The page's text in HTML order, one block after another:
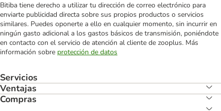
Bitiba tiene derecho a utilizar tu dirección de correo electrónico para
enviarte publicidad directa sobre sus propios productos o servicios
similares. Puedes oponerte a ello en cualquier momento, sin incurrir en
ningún gasto adicional a los gastos básicos de transmisión, poniéndote
en contacto con el servicio de atención al cliente de zooplus. Más
información sobre protección de datos
Servicios
Ventajas
Compras